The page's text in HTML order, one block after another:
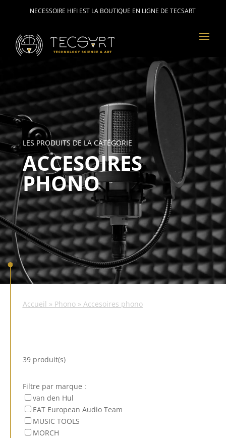
NECESSOIRE HIFI EST LA BOUTIQUE EN LIGNE DE TECSART
LES PRODUITS DE LA CATÉGORIE
ACCESOIRES
PHONO
Accueil » Phono» Accesoires phono
39 produit(s)
Filtre par marque :
van den Hul
EAT European Audio Team
MUSIC TOOLS
MORCH